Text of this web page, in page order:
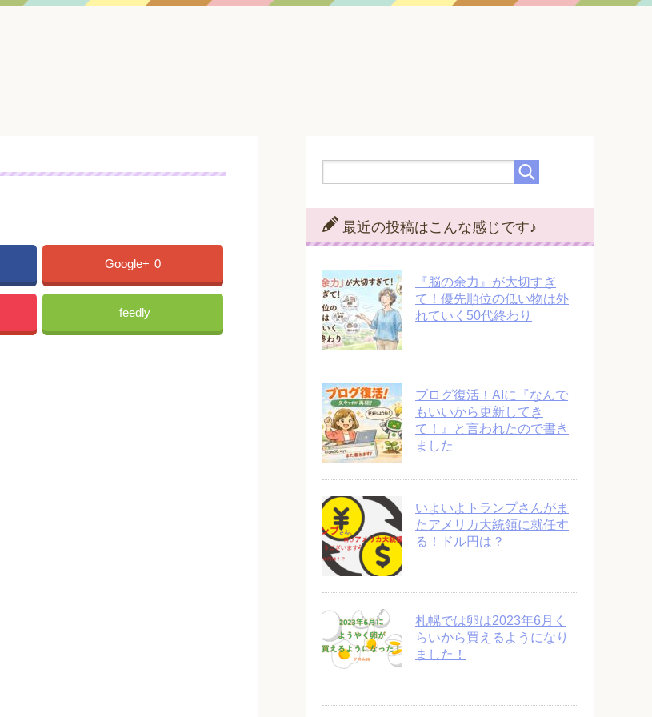
Google+ 0
feedly
最近の投稿はこんな感じです♪
『脳の余力』が大切すぎ
て！優先順位の低い物は外
れていく50代終わり
ブログ復活！AIに『なんで
もいいから更新してき
て！』と言われたので書き
ました
いよいよトランプさんがま
たアメリカ大統領に就任す
る！ドル円は？
札幌では卵は2023年6月く
らいから買えるようになり
ました！